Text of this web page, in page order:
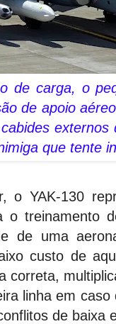
de carga, o
de apoio
que tente
o YAK-130
o treinamento
de uma
custo de
correta,
linha em
de baixa